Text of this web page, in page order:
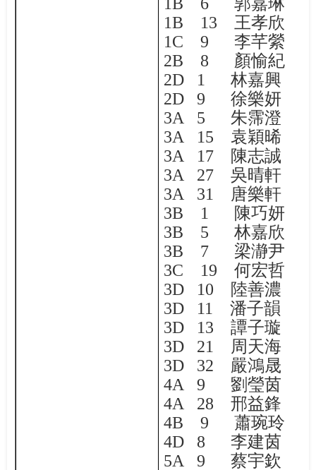
1B 6 郭嘉琳
1B 13 王孝欣
1C 9 李芊縈
2B 8 顏愉紀
2D 1 林嘉興
2D 9 徐樂妍
3A 5 朱霈澄
3A 15 袁穎晞
3A 17
陳志誠
3A 27 吳晴軒
3A 31 唐樂軒
3B 1
陳巧妍
3B 5 林嘉欣
3B 7 梁瀞尹
3C 19 何宏哲
3D 10
陸善濃
3D 11 潘子韻
3D 13 譚子璇
3D 21 周天海
3D 32 嚴鴻晟
4A 9 劉瑩茵
4A 28 邢益鋒
4B 9 蕭琬玲
4D 8 李建茵
5A 9 蔡宇欽